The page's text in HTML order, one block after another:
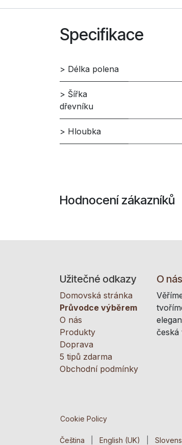
Specifikace
> Délka polena
> Šířka
dřevníku
> Hloubka
Hodnocení zákazníků
Užitečné odkazy
Domovská stránka
Průvodce výběrem
O nás
Produkty
Doprava
5 tipů zdarma
Obchodní podmínky
O nás
česká
Cookie Policy
Čeština English (UK)